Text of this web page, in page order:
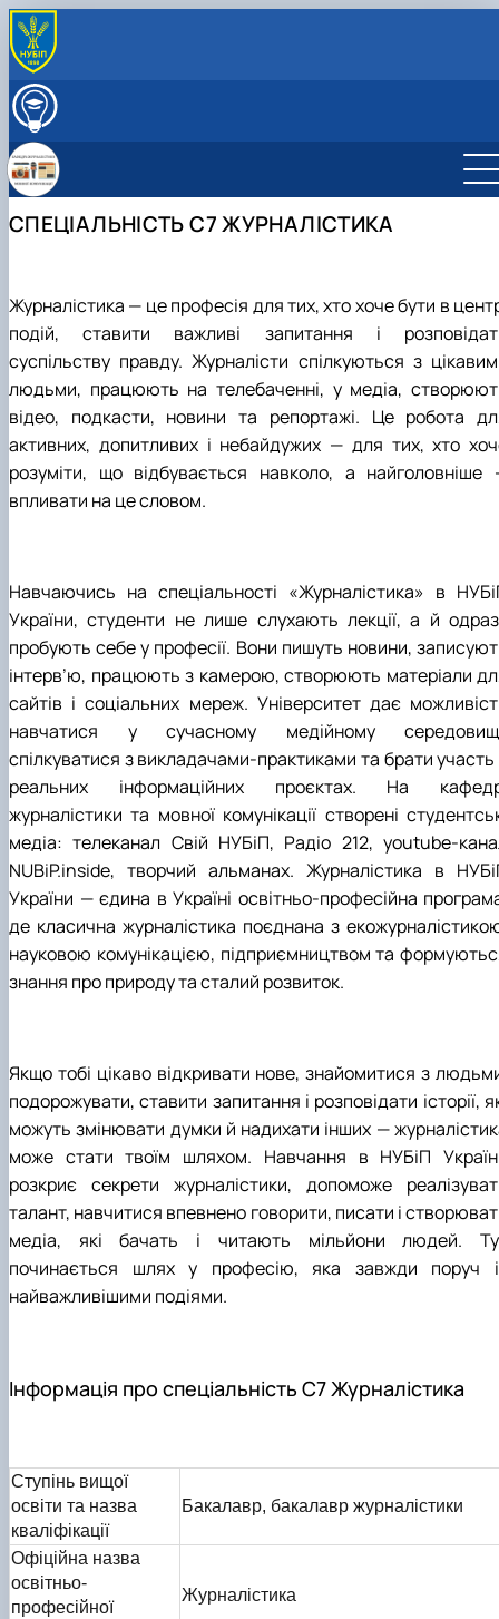
ПРО КАФЕДРУ
Спеціальність С7 «Журналістика» - бакалаврат
Спеціальність С7 «Журналістика» - магістратура
Як стати студентом?
Чому НУБіП України - твій правильний вибір?
Підготовчі курси до ЄВІ
Правила прийому 2026
Контактні дані
НАВЧАЛЬНА РОБОТА
Робочі програми, електронні навчальні курси (ОС
спеціальностей
Практичне навчання
НАУКОВА ДІЯЛЬНІСТЬ
Перелік наукових послуг
Студентський науковий гурток «Мовознавчі
Студентський науковий гурток «Секрети
майстерності»
Студентський науковий гурток «Наукова
МЕДІАЛАБОРАТОРІЯ
Радіо 212
Студ.INSIDE
СПЕЦІАЛЬНІСТЬ С7 ЖУРНАЛІСТИКА
Журналістика — це професія для тих, хто хоче бути в
подій, ставити важливі запитання і
суспільству правду. Журналісти спілкуються з
людьми, працюють на телебаченні, у медіа,
відео, подкасти, новини та репортажі. Це робота
активних, допитливих і небайдужих — для тих, хто
розуміти, що відбувається навколо, а найголовніше
впливати на це словом.
Навчаючись на спеціальності «Журналістика» в
України, студенти не лише слухають лекції, а й
пробують себе у професії. Вони пишуть новини,
інтерв’ю, працюють з камерою, створюють матеріали
сайтів і соціальних мереж. Університет дає
навчатися у сучасному медійному
спілкуватися з викладачами-практиками та брати участь
реальних інформаційних проєктах. На
журналістики та мовної комунікації створені
медіа: телеканал Свій НУБіП, Радіо 212, youtube-
NUBiP.inside, творчий альманах. Журналістика в
України — єдина в Україні освітньо-професійна
де класична журналістика поєднана з
науковою комунікацією, підприємництвом та
знання про природу та сталий розвиток.
Якщо тобі цікаво відкривати нове, знайомитися з
подорожувати, ставити запитання і розповідати історії,
можуть змінювати думки й надихати інших —
може стати твоїм шляхом. Навчання в НУБіП
розкриє секрети журналістики, допоможе
талант, навчитися впевнено говорити, писати і
медіа, які бачать і читають мільйони людей.
починається шлях у професію, яка завжди поруч
найважливішими подіями.
Інформація про спеціальність С7 Журналістика
Ступінь вищої
освіти та назва
кваліфікації
Бакалавр, бакалавр журналістики
Офіційна назва
освітньо-
професійної
Журналістика